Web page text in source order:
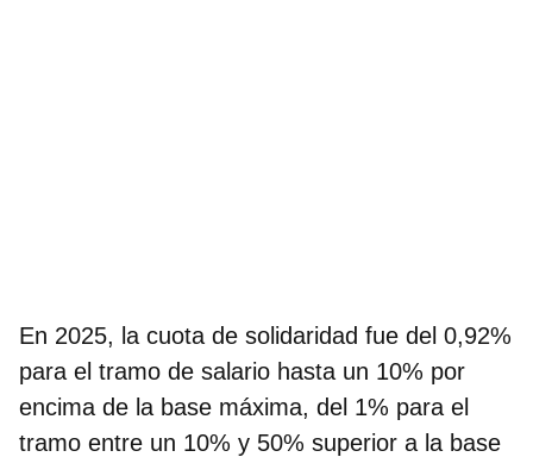
En 2025, la cuota de solidaridad fue del 0,92%
para el tramo de salario hasta un 10% por
encima de la base máxima, del 1% para el
tramo entre un 10% y 50% superior a la base